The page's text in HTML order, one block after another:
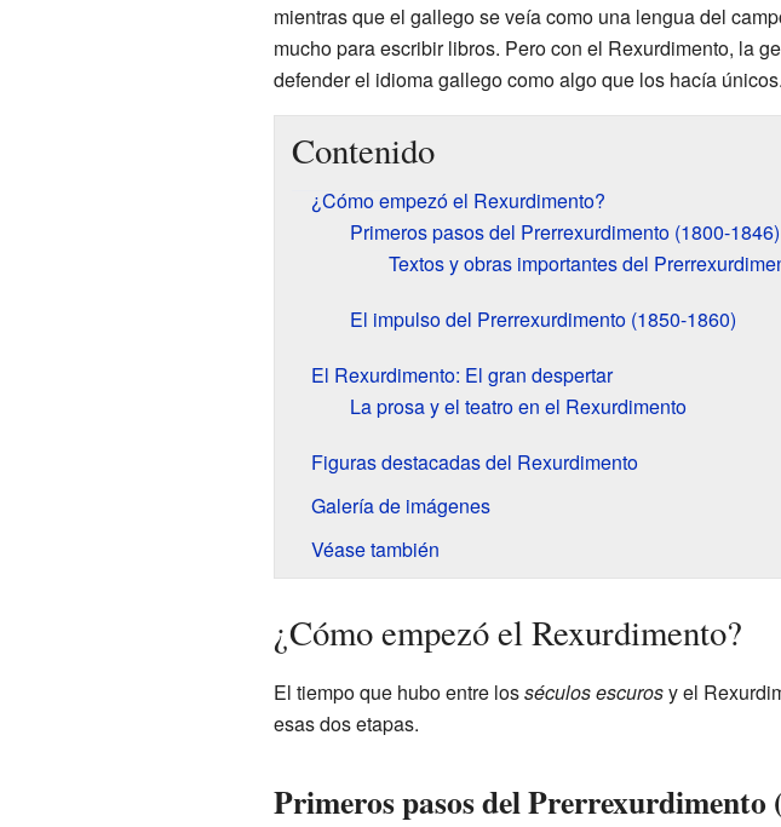
mientras que el gallego se veía como una lengua del
mucho para escribir libros. Pero con el Rexurdimento, la
defender el idioma gallego como algo que los hacía únicos.
Contenido
¿Cómo empezó el Rexurdimento?
Primeros pasos del Prerrexurdimento (1800-1846)
Textos y obras importantes del
El impulso del Prerrexurdimento (1850-1860)
El Rexurdimento: El gran despertar
La prosa y el teatro en el Rexurdimento
Figuras destacadas del Rexurdimento
Galería de imágenes
Véase también
¿Cómo empezó el Rexurdimento?
El tiempo que hubo entre losséculos escurosy el
esas dos etapas.
Primeros pasos del Prerrexurdimento